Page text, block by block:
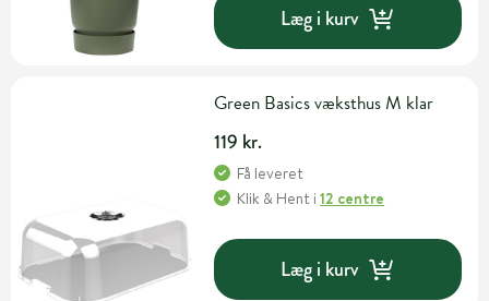
Læg i kurv
Green Basics væksthus M klar
119 kr.
Få leveret
Klik & Hent i12 centre
Læg i kurv